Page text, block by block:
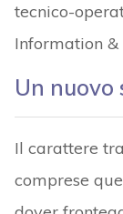
tecnico-
Information &
Un nuovo
Il carattere
comprese